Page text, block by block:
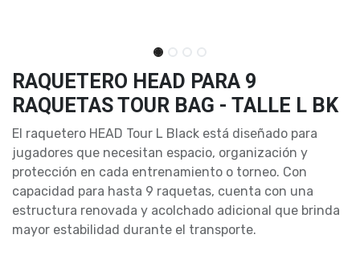
RAQUETERO HEAD PARA 9
RAQUETAS TOUR BAG - TALLE L BK
El raquetero HEAD Tour L Black está diseñado para
jugadores que necesitan espacio, organización y
protección en cada entrenamiento o torneo. Con
capacidad para hasta 9 raquetas, cuenta con una
estructura renovada y acolchado adicional que brinda
mayor estabilidad durante el transporte.